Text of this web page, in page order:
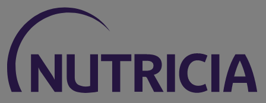
Over de inhoud van de pagina